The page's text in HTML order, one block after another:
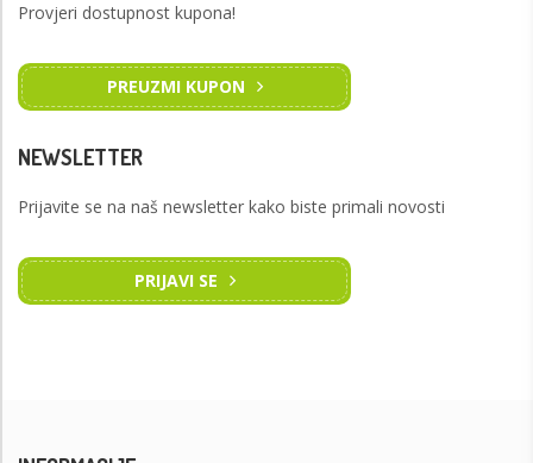
Provjeri dostupnost kupona!
PREUZMI KUPON
NEWSLETTER
Prijavite se na naš newsletter kako biste primali novosti
PRIJAVI SE